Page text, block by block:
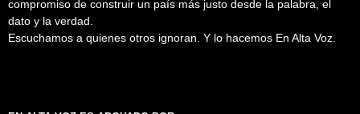
compromiso de construir un país más justo desde la palabra, el
dato y la verdad.
Escuchamos a quienes otros ignoran. Y lo hacemos En Alta Voz.